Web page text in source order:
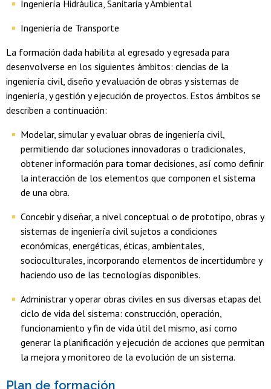
Ingeniería Hidráulica, Sanitaria y Ambiental
Ingeniería de Transporte
La formación dada habilita al egresado y egresada para
desenvolverse en los siguientes ámbitos: ciencias de la
ingeniería civil, diseño y evaluación de obras y sistemas de
ingeniería, y gestión y ejecución de proyectos. Estos ámbitos se
describen a continuación:
Modelar, simular y evaluar obras de ingeniería civil,
permitiendo dar soluciones innovadoras o tradicionales,
obtener información para tomar decisiones, así como definir
la interacción de los elementos que componen el sistema
de una obra.
Concebir y diseñar, a nivel conceptual o de prototipo, obras y
sistemas de ingeniería civil sujetos a condiciones
económicas, energéticas, éticas, ambientales,
socioculturales, incorporando elementos de incertidumbre y
haciendo uso de las tecnologías disponibles.
Administrar y operar obras civiles en sus diversas etapas del
ciclo de vida del sistema: construcción, operación,
funcionamiento y fin de vida útil del mismo, así como
generar la planificación y ejecución de acciones que permitan
la mejora y monitoreo de la evolución de un sistema.
Plan de formación